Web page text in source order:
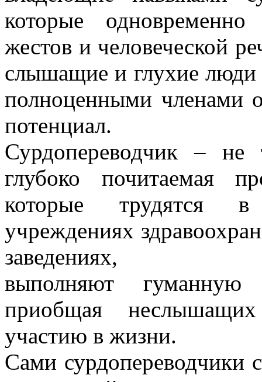
которые
жестов и человеческой
слышащие и глухие люди
полноценными членами
потенциал.
Сурдопереводчик – не
глубоко почитаемая
которые трудятся в
учреждениях
заведениях,
выполняют
приобщая
участию в жизни.
Сами сурдопереводчики